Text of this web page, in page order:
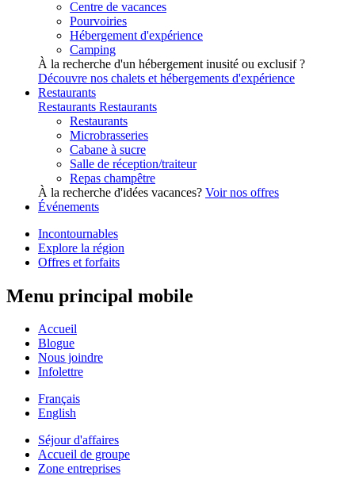
Centre de vacances
Pourvoiries
Hébergement d'expérience
Camping
À la recherche d'un hébergement inusité ou exclusif ?
Découvre nos chalets et hébergements d'expérience
Restaurants
Restaurants Restaurants
Restaurants
Microbrasseries
Cabane à sucre
Salle de réception/traiteur
Repas champêtre
À la recherche d'idées vacances? Voir nos offres
Événements
Incontournables
Explore la région
Offres et forfaits
Menu principal mobile
Accueil
Blogue
Nous joindre
Infolettre
Français
English
Séjour d'affaires
Accueil de groupe
Zone entreprises